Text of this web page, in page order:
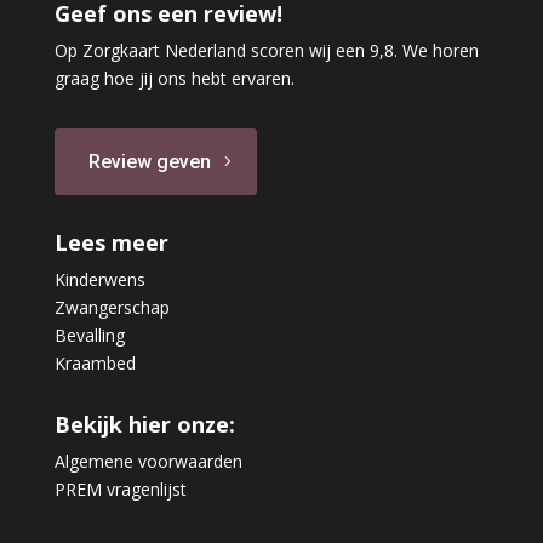
Geef ons een review!
Op Zorgkaart Nederland scoren wij een 9,8. We horen
graag hoe jij ons hebt ervaren.
Review geven
Lees meer
Kinderwens
Zwangerschap
Bevalling
Kraambed
Bekijk hier onze:
Algemene voorwaarden
PREM vragenlijst